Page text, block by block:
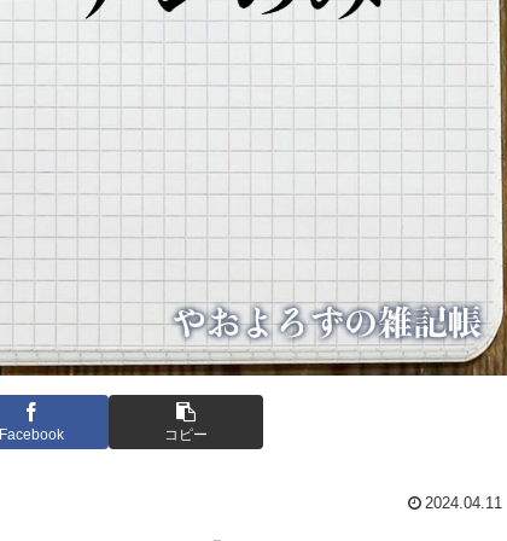
Facebook コピー
2024.04.11